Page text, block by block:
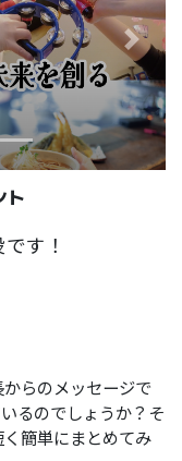
Next
ト
す！
らのメッセージで
るのでしょうか？そ
簡単にまとめてみ